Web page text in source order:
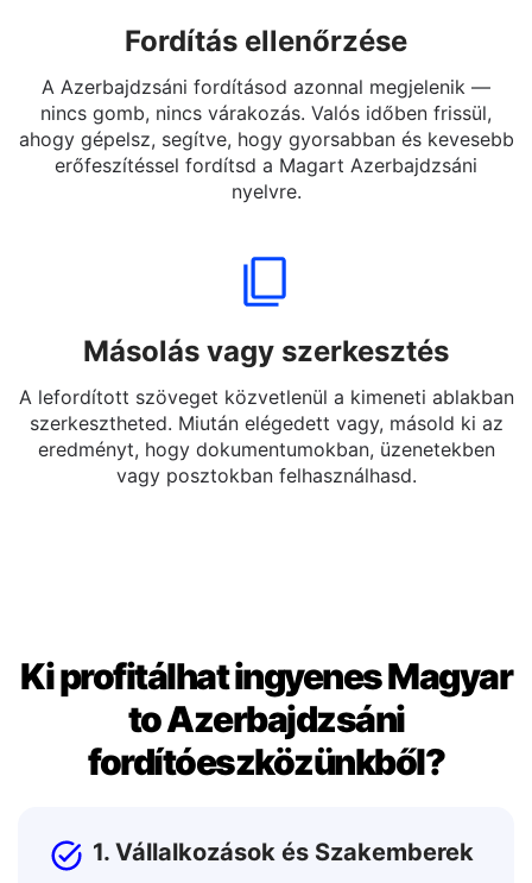
Fordítás ellenőrzése
A Azerbajdzsáni fordításod azonnal megjelenik —
nincs gomb, nincs várakozás. Valós időben frissül,
ahogy gépelsz, segítve, hogy gyorsabban és kevesebb
nyelvre.
Másolás vagy szerkesztés
A lefordított szöveget közvetlenül a kimeneti ablakban
szerkesztheted. Miután elégedett vagy, másold ki az
Ki profitálhat ingyenes Magyar
to Azerbajdzsáni